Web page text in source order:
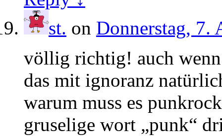
st. on Donnerstag, 7.
völlig richtig! auch
das mit ignoranz
warum muss es
gruselige wort „punk“